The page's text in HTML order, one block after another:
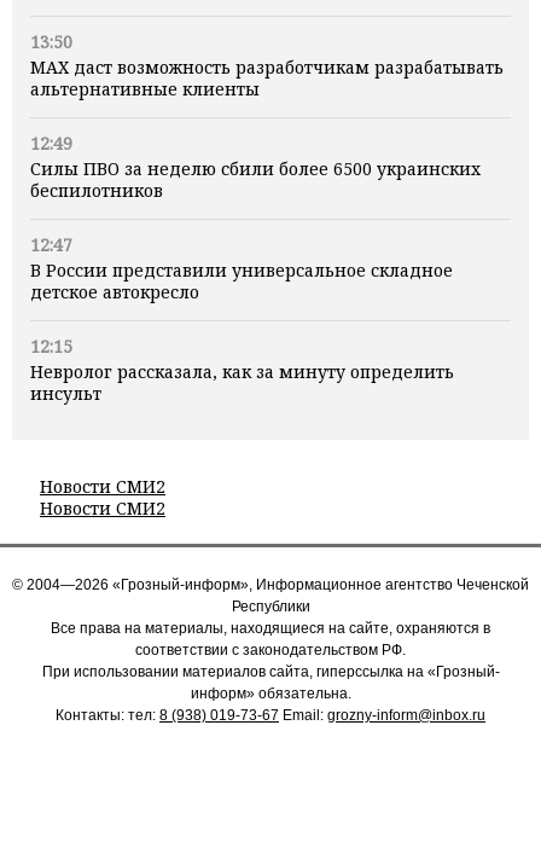
13:50
MAX даст возможность разработчикам разрабатывать
альтернативные клиенты
12:49
Силы ПВО за неделю сбили более 6500 украинских
беспилотников
12:47
В России представили универсальное складное
детское автокресло
12:15
Невролог рассказала, как за минуту определить
инсульт
Новости СМИ2
Новости СМИ2
© 2004—2026 «Грозный-информ», Информационное агентство Чеченской
Республики
Все права на материалы, находящиеся на сайте, охраняются в
соответствии с законодательством РФ.
При использовании материалов сайта, гиперссылка на «Грозный-
информ» обязательна.
Контакты: тел: 8 (938) 019-73-67 Email: grozny-inform@inbox.ru